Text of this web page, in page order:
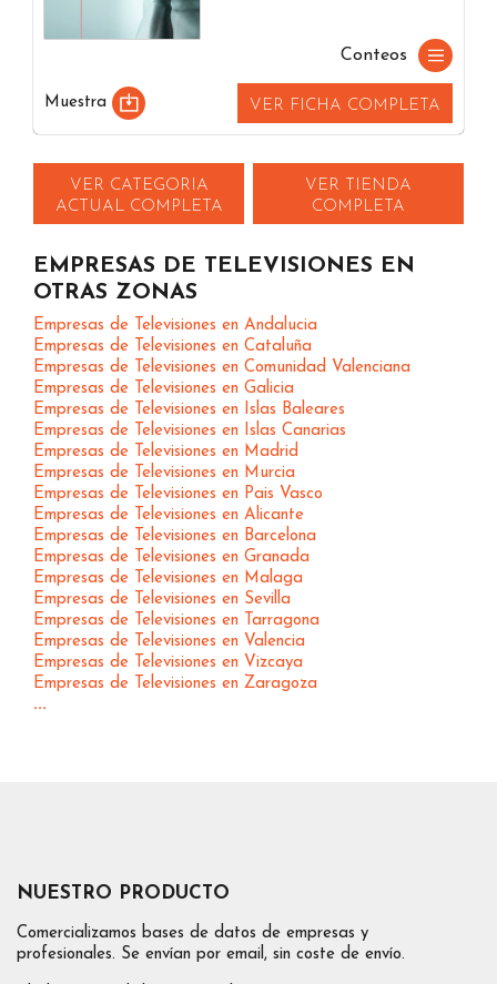
Conteos
Muestra VER FICHA COMPLETA
VER CATEGORIA
ACTUAL COMPLETA
VER TIENDA
COMPLETA
EMPRESAS DE TELEVISIONES EN
OTRAS ZONAS
Empresas de Televisiones en Andalucia
Empresas de Televisiones en Cataluña
Empresas de Televisiones en Comunidad Valenciana
Empresas de Televisiones en Galicia
Empresas de Televisiones en Islas Baleares
Empresas de Televisiones en Islas Canarias
Empresas de Televisiones en Madrid
Empresas de Televisiones en Murcia
Empresas de Televisiones en Pais Vasco
Empresas de Televisiones en Alicante
Empresas de Televisiones en Barcelona
Empresas de Televisiones en Granada
Empresas de Televisiones en Malaga
Empresas de Televisiones en Sevilla
Empresas de Televisiones en Tarragona
Empresas de Televisiones en Valencia
Empresas de Televisiones en Vizcaya
Empresas de Televisiones en Zaragoza
...
NUESTRO PRODUCTO
Comercializamos bases de datos de empresas y
profesionales. Se envían por email, sin coste de envío.